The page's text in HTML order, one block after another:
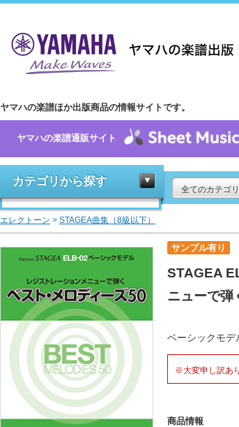
ヤマハの楽譜ほか出版商品の情報サイトです。
ヤマハの楽譜通販サイト
カテゴリから探す
全てのカテゴ
エレクトーン > STAGEA曲集（8級以下）
サンプル有り
STAGEA
ニューで弾
ベーシックモデ
※大変申し訳あ
商品情報